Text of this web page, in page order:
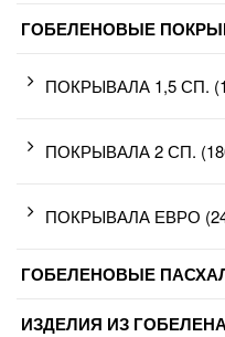
ГОБЕЛЕНОВЫЕ
ПОКРЫВАЛА 1,5 СП.
ПОКРЫВАЛА 2 СП.
ПОКРЫВАЛА ЕВРО
ГОБЕЛЕНОВЫЕ
ИЗДЕЛИЯ ИЗ